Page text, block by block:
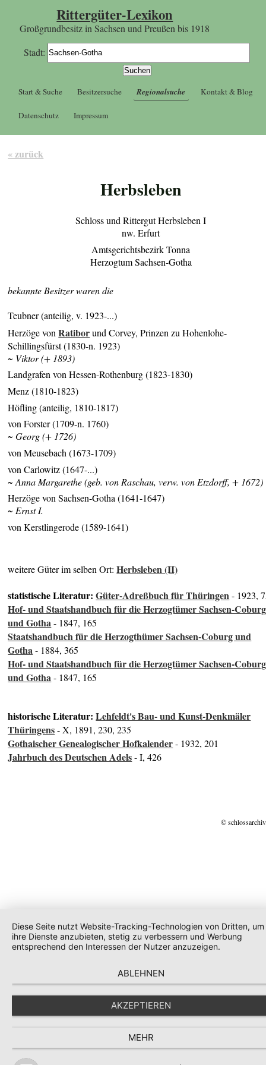
Rittergüter-Lexikon
Großgrundbesitz in Sachsen und Preußen bis 1918
Stadt:
Start & Suche Besitzersuche Regionalsuche Kontakt & Blog
Datenschutz Impressum
« zurück
Herbsleben
Schloss und Rittergut Herbsleben I
nw. Erfurt
Amtsgerichtsbezirk Tonna
Herzogtum Sachsen-Gotha
bekannte Besitzer waren die
Teubner (anteilig, v. 1923-...)
Herzöge vonRatiborund Corvey, Prinzen zu Hohenlohe-
Schillingsfürst (1830-n. 1923)
~ Viktor (+ 1893)
Landgrafen von Hessen-Rothenburg (1823-1830)
Menz (1810-1823)
Höfling (anteilig, 1810-1817)
von Forster (1709-n. 1760)
~ Georg (+ 1726)
von Meusebach (1673-1709)
von Carlowitz (1647-...)
~ Anna Margarethe (geb. von Raschau, verw. von Etzdorff, + 1672)
Herzöge von Sachsen-Gotha (1641-1647)
~ Ernst I.
von Kerstlingerode (1589-1641)
weitere Güter im selben Ort:Herbsleben (II)
statistische Literatur:Güter-Adreßbuch für Thüringen- 1923,
Hof- und Staatshandbuch für die Herzogtümer Sachsen-Coburg
und Gotha- 1847, 165
Staatshandbuch für die Herzogthümer Sachsen-Coburg und
Gotha- 1884, 365
Hof- und Staatshandbuch für die Herzogtümer Sachsen-Coburg
und Gotha- 1847, 165
historische Literatur:Lehfeldt's Bau- und Kunst-Denkmäler
Thüringens- X, 1891, 230, 235
Gothaischer Genealogischer Hofkalender- 1932, 201
Jahrbuch des Deutschen Adels- I, 426
©
Diese Seite nutzt Website-Tracking-Technologien von Dritten, um
ihre Dienste anzubieten, stetig zu verbessern und Werbung
entsprechend den Interessen der Nutzer anzuzeigen.
ABLEHNEN
AKZEPTIEREN
MEHR